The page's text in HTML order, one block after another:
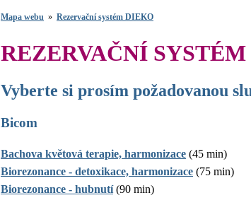
Mapa webu » Rezervační systém DIEKO
REZERVAČNÍ
Vyberte si prosím požadovanou
Bicom
Bachova květová terapie, harmonizace (45 min)
Biorezonance - detoxikace, harmonizace (75 min)
Biorezonance - hubnutí(90 min)